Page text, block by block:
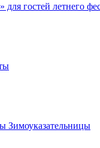
гостей летнего
Зимоуказательницы